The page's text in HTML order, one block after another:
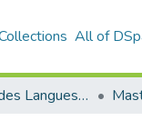
All of
Département des Langues étrangères